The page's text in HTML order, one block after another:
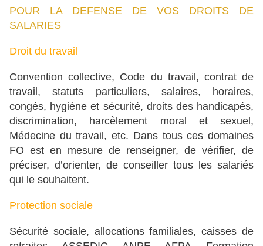
POUR LA DEFENSE DE VOS DROITS DE
SALARIES
Droit du travail
Convention collective, Code du travail, contrat de
travail, statuts particuliers, salaires, horaires,
congés, hygiène et sécurité, droits des handicapés,
discrimination, harcèlement moral et sexuel,
Médecine du travail, etc. Dans tous ces domaines
FO est en mesure de renseigner, de vérifier, de
préciser, d’orienter, de conseiller tous les salariés
qui le souhaitent.
Protection sociale
Sécurité sociale, allocations familiales, caisses de